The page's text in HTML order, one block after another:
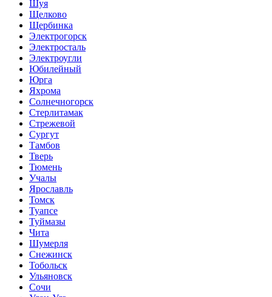
Шуя
Щелково
Щербинка
Электрогорск
Электросталь
Электроугли
Юбилейный
Юрга
Яхрома
Солнечногорск
Стерлитамак
Стрежевой
Сургут
Тамбов
Тверь
Тюмень
Учалы
Ярославль
Томск
Туапсе
Туймазы
Чита
Шумерля
Снежинск
Тобольск
Ульяновск
Сочи